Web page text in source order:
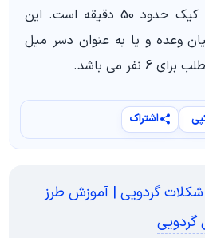
است و زمان پخت این کیک حدود 50 دقیقه است. این
وعده و یا به عنوان دسر میل
نفر می باشد.
اشتراک
گردویی | آموزش طرز
گردویی